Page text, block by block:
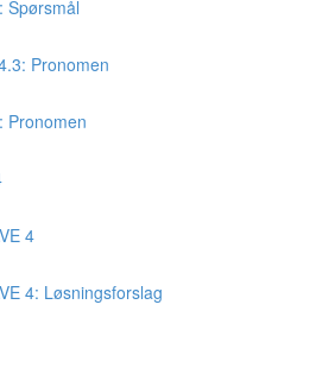
Spørsmål
Pronomen
Pronomen
4
4: Løsningsforslag